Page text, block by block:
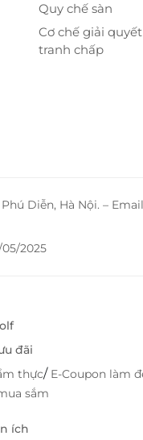
dưỡng với
tại Mường
mua sắm
mắc, đảm
Quy chế sàn
Cơ chế giải
tranh chấp
Diễn, Hà Nội. –
2025
đãi
thực/ E-Coupon làm
sắm
ích